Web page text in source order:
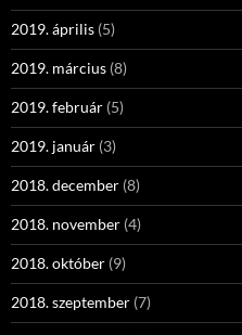
2019. április (5)
2019. március (8)
2019. február (5)
2019. január (3)
2018. december (8)
2018. november (4)
2018. október (9)
2018. szeptember (7)